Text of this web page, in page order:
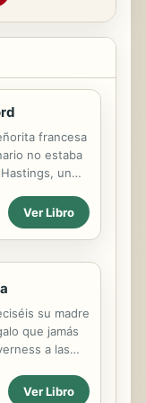
francesa
no estaba
un
no
Pues
pronto
por dos años
Porque la
es una
además
no solo no
Ver Libro
su madre
que jamás
a las
de los que
Ver Libro